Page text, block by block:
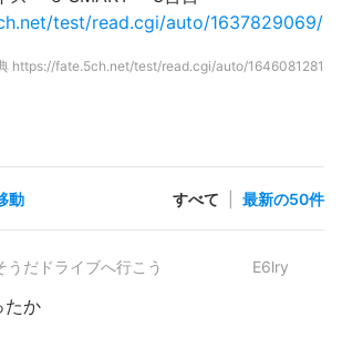
test/read.cgi/auto/1637829069/
https://fate.5ch.net/test/read.cgi/auto/1646081281
動 すべて 最新の50件
うだドライブへ行こう E6lry
たか